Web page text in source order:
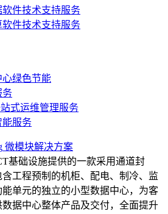
软件技术支持服务
软件技术支持服务
心绿色节能
务
式运维管理服务
能服务
微模块解决方案
基础设施提供的一款采用通道封
含工程预制的机柜、配电、制冷、监
能单元的独立的小型数据中心，为客
数据中心整体产品及交付，全面提升